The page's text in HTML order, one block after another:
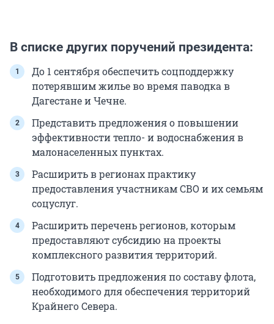
В списке других поручений президента:
До 1 сентября обеспечить соцподдержку
потерявшим жилье во время паводка в
Дагестане и Чечне.
Представить предложения о повышении
эффективности тепло- и водоснабжения в
малонаселенных пунктах.
Расширить в регионах практику
предоставления участникам СВО и их семьям
соцуслуг.
Расширить перечень регионов, которым
предоставляют субсидию на проекты
комплексного развития территорий.
Подготовить предложения по составу флота,
необходимого для обеспечения территорий
Крайнего Севера.